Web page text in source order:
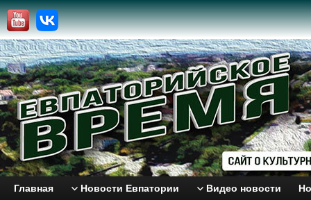
Главная Новости Евпатории Видео новости